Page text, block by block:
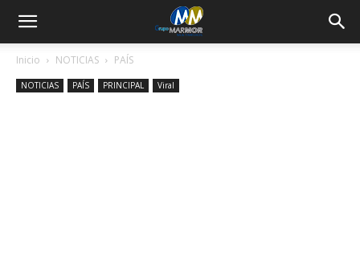
Inicio NOTICIAS PAÍS
NOTICIAS PAÍS PRINCIPAL Viral